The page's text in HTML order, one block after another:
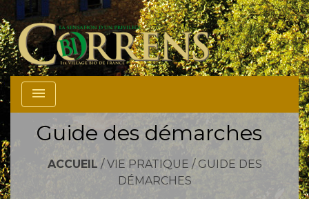
menu
Guide des démarches
ACCUEIL /VIE PRATIQUE / GUIDE DES
DÉMARCHES